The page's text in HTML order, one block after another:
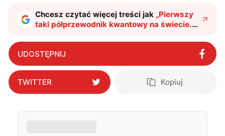
także uprawiać oraz oglądać sport.
Chcesz czytać więcej treści jak „Pierwszy
taki półprzewodnik kwantowy na świecie.
Nasi sąsiedzi zaprojektowali wyjątkowe
urządzenie"?
UDOSTĘPNIJ
TWITTER Kopiuj